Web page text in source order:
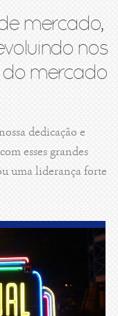
mercado,
nos
mercado
dedicação e
esses grandes
uma liderança forte